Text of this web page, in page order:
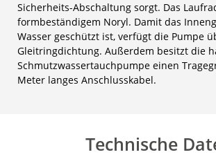
Sicherheits-Abschaltung sorgt. Das
formbeständigem Noryl. Damit das
Wasser geschützt ist, verfügt die Pumpe
Gleitringdichtung. Außerdem besitzt die
Schmutzwassertauchpumpe einen
Meter langes Anschlusskabel.
Technische